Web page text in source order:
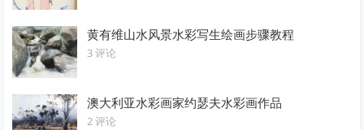
黄有维山水风景水彩写生绘画步骤教程
3 评论
澳大利亚水彩画家约瑟夫水彩画作品
2 评论